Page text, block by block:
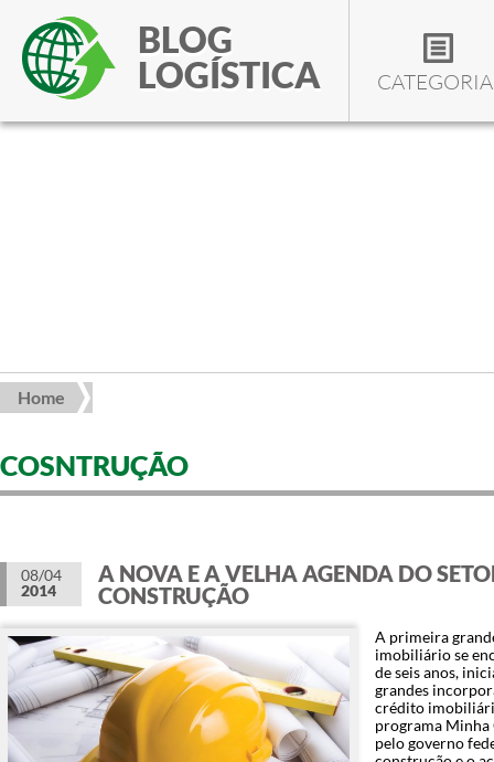
BLOG
LOGÍSTICA
Home
COSNTRUÇÃO
08/04
2014
A NOVA E A VELHA AGENDA DO
CONSTRUÇÃO
A primeira
imobiliário se
de seis anos,
grandes
crédito
programa Minha
pelo governo